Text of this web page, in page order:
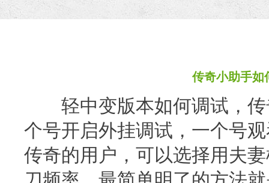
传奇小助手如
轻中变版本如何调试，传
个号开启外挂调试，一个号
传奇的用户，可以选择用夫